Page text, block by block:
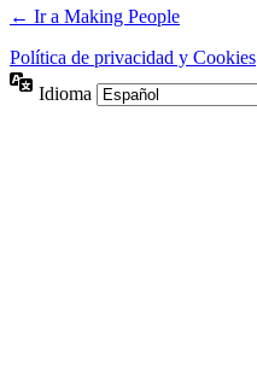
← Ir a Making People
Política de privacidad y Cookies
Idioma